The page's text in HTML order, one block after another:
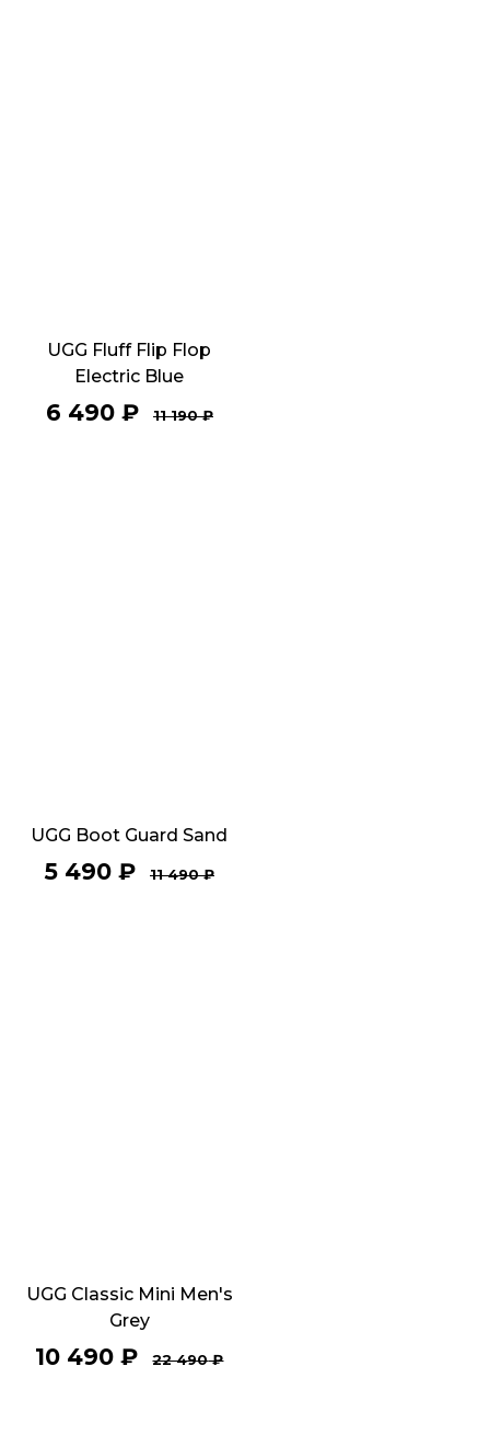
UGG Fluff Flip Flop
Electric Blue
6 490₽ 11 190₽
UGG Boot Guard Sand
5 490₽ 11 490₽
UGG Classic Mini Men's
Grey
10 490 ₽ 22 490₽